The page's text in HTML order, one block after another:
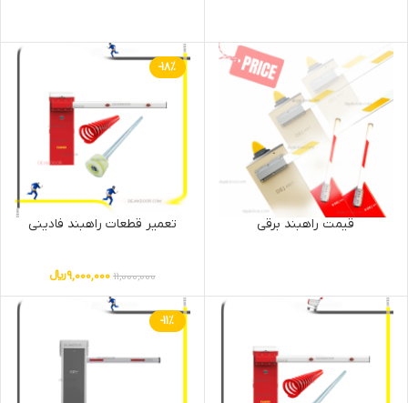
قیمت راهبند برقی
-18%
تعمیر قطعات راهبند فادینی
11,000,000
9,000,000﷼
-11%